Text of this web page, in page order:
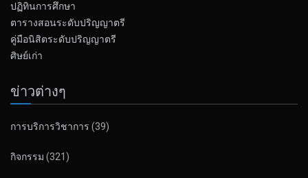
ปฏิทินการศึกษา
ตารางสอนระดับปริญญาตรี
คู่มือนิสิตระดับปริญญาตรี
ศิษย์เก่า
ข่าวต่างๆ
การบริการวิชาการ (39)
กิจกรรม (321)